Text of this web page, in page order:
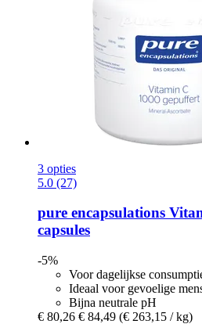
3 opties
5.0 (27)
pure encapsulations
capsules
-5%
Voor dagelijkse
Ideaal voor gevoelige
Bijna neutrale pH
€ 80,26 € 84,49 (€ 263,15 / kg)